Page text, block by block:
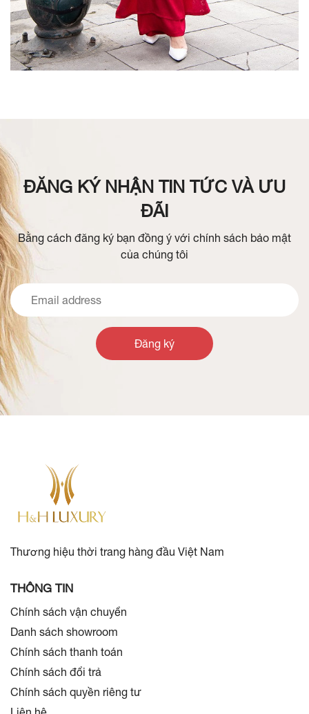
ĐĂNG KÝ NHẬN TIN TỨC VÀ ƯU
ĐÃI
Bằng cách đăng ký bạn đồng ý với chính sách bảo mật
của chúng tôi
Đăng ký
Thương hiệu thời trang hàng đầu Việt Nam
THÔNG TIN
Chính sách vận chuyển
Danh sách showroom
Chính sách thanh toán
Chính sách đổi trả
Chính sách quyền riêng tư